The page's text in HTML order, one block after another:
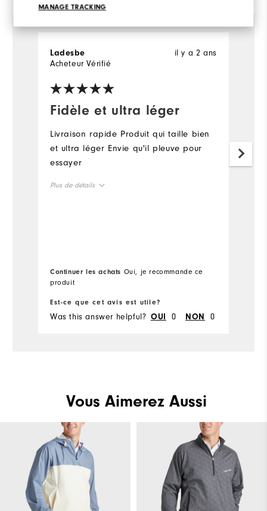
MANAGE TRACKING
Fidèle et ultra léger
il y a 2 ans
Ladesbe
Acheteur Vérifié
Livraison rapide Produit qui taille bien
et ultra léger Envie qu'il pleuve pour
essayer
Plus de détails
Continuer les achats Oui, je recommande ce
produit
Est-ce que cet avis est utile?
Was this answer helpful? OUI 0 NON 0
Vous Aimerez Aussi